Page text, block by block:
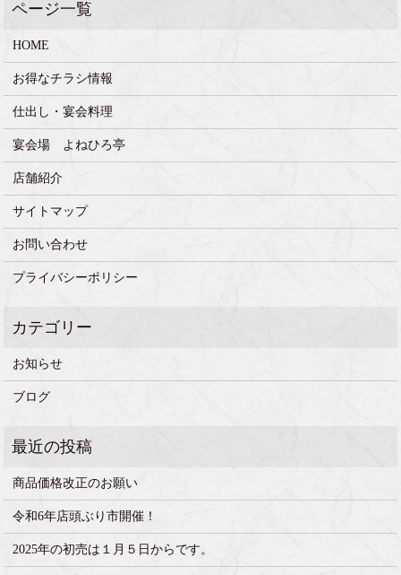
HOME
お得なチラシ情報
仕出し・宴会料理
宴会場 よねひろ亭
店舗紹介
サイトマップ
お問い合わせ
プライバシーポリシー
お知らせ
ブログ
商品価格改正のお願い
令和6年店頭ぶり市開催！
2025年の初売は１月５日からです。